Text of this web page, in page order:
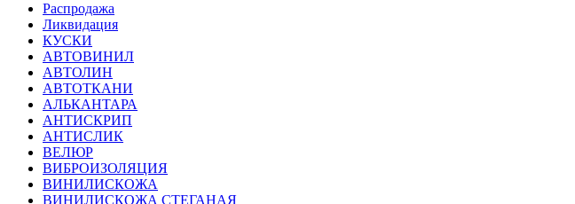
Распродажа
Ликвидация
КУСКИ
АВТОВИНИЛ
АВТОЛИН
АВТОТКАНИ
АЛЬКАНТАРА
АНТИСКРИП
АНТИСЛИК
ВЕЛЮР
ВИБРОИЗОЛЯЦИЯ
ВИНИЛИСКОЖА
ВИНИЛИСКОЖА СТЕГАНАЯ